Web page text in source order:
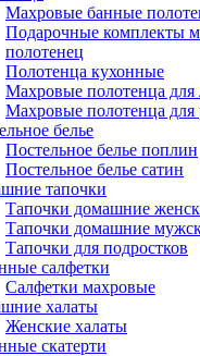
Махровые банные
Подарочные комплекты
полотенец
Полотенца кухонные
Махровые полотенца для
Махровые полотенца для
белье
Постельное белье поплин
Постельное белье сатин
тапочки
Тапочки домашние
Тапочки домашние
Тапочки для подростков
салфетки
Салфетки махровые
халаты
Женские халаты
скатерти